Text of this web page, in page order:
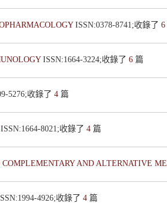
ISSN:0378-8741;收錄了 6
ISSN:1664-3224;收錄了 6 篇
5276;收錄了 4 篇
ISSN:1664-8021;收錄了 4 篇
AND ALTERNATIVE
4926;收錄了 4 篇